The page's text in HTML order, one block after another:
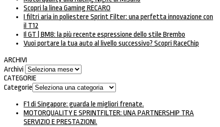
Scopri la linea Gaming RECARO
I filtri aria in poliestere Sprint Filter: una perfetta innovazione con
il T12
Il GT | BM8: la più recente espressione dello stile Brembo
Vuoi portare la tua auto al livello successivo? Scopri RaceChip
ARCHIVI
Archivi
CATEGORIE
Categorie
F1 di Singapore: guarda le migliori frenate.
MOTORQUALITY E SPRINTFILTER: UNA PARTNERSHIP TRA
SERVIZIO E PRESTAZIONI.